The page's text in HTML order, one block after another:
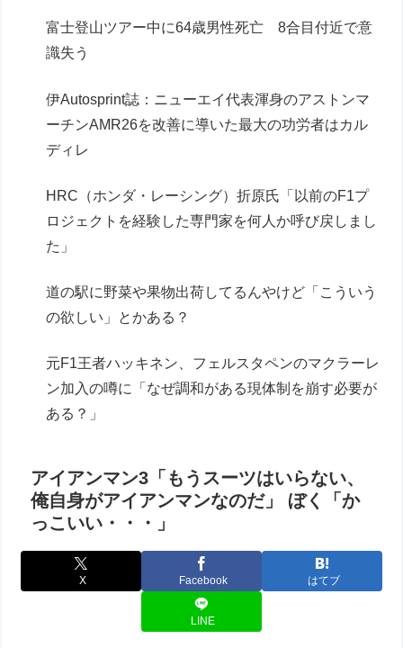
ガンプラも棚に並ぶようになったな
Powered by livedoor 相互RSS
富士登山ツアー中に64歳男性死亡 8合目付近で意
識失う
伊Autosprint誌：ニューエイ代表渾身のアストンマ
ーチンAMR26を改善に導いた最大の功労者はカル
ディレ
HRC（ホンダ・レーシング）折原氏「以前のF1プ
ロジェクトを経験した専門家を何人か呼び戻しまし
た」
道の駅に野菜や果物出荷してるんやけど「こういう
の欲しい」とかある？
元F1王者ハッキネン、フェルスタペンのマクラーレ
ン加入の噂に「なぜ調和がある現体制を崩す必要が
ある？」
アイアンマン3「もうスーツはいらない、
俺自身がアイアンマンなのだ」 ぼく「か
っこいい・・・」
X Facebook はてブ
LINE